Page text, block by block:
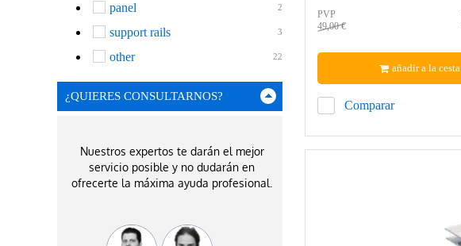
2
panel
3
support rails
22
other
¿QUIERES CONSULTARNOS?
Nuestros expertos te darán el mejor
servicio posible y no dudarán en
ofrecerte la máxima ayuda profesional.
PVP
49,00 €
Comparar
añadir a la cesta